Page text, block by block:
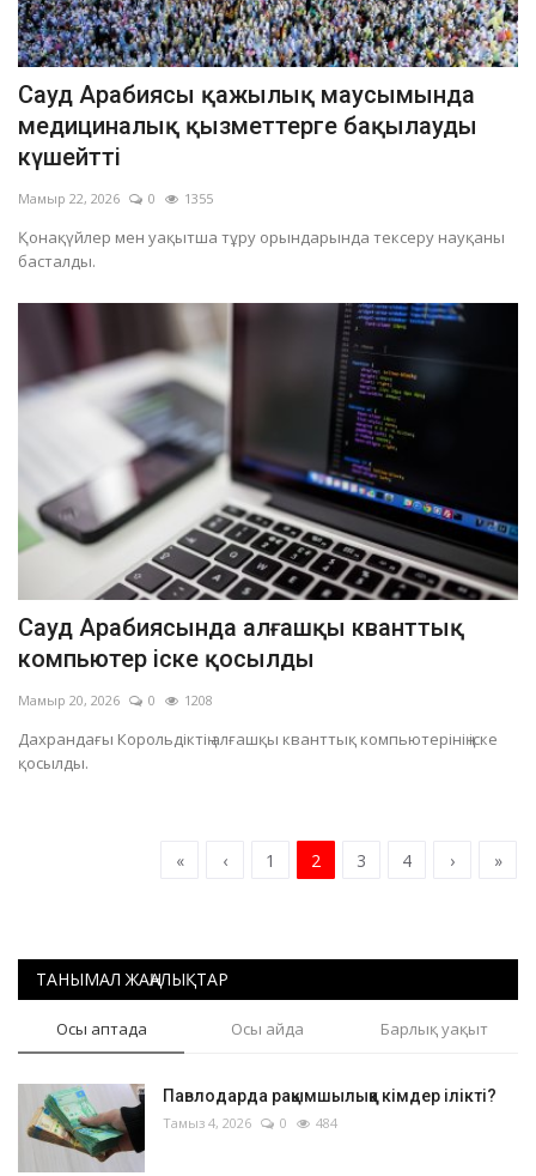
Сауд Арабиясы қажылық маусымында
медициналық қызметтерге бақылауды
күшейтті
Мамыр 22, 2026 0 1355
Қонақүйлер мен уақытша тұру орындарында тексеру науқаны
басталды.
Сауд Арабиясында алғашқы кванттық
компьютер іске қосылды
Мамыр 20, 2026 0 1208
Дахрандағы Корольдіктің алғашқы кванттық компьютерінің іске
қосылды.
« ‹ 1 2 3 4 › »
ТАНЫМАЛ ЖАҢАЛЫҚТАР
Осы аптада Осы айда Барлық уақыт
Павлодарда рақымшылыққа кімдер ілікті?
Тамыз 4, 2026 0 484